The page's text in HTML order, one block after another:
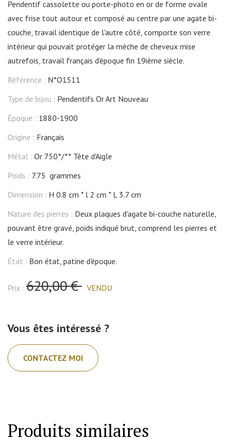
Pendentif cassolette ou porte-photo en or de forme ovale
avec frise tout autour et composé au centre par une agate bi-
couche, travail identique de l'autre côté, comporte son verre
intérieur qui pouvait protéger la mèche de cheveux mise
autrefois, travail français d'époque fin 19ième siècle.
Référence : N°O1511
Type de bijou : Pendentifs Or Art Nouveau
Époque : 1880-1900
Origine : Français
Métal : Or 750°/°° Tête d'Aigle
Poids : 7.75 grammes
Dimension : H 0.8 cm l 2 cm
L 3.7 cm
Nature des pierres : Deux plaques d'agate bi-couche naturelle,
pouvant être gravé, poids indiqué brut, comprend les pierres et
le verre intérieur.
État : Bon état, patine d'époque.
Prix : 620,00 € VENDU
Vous êtes intéressé ?
CONTACTEZ MOI
Produits similaires